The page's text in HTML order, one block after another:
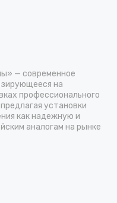
— современное
на
профессионального
установки
как надежную и
аналогам на рынке